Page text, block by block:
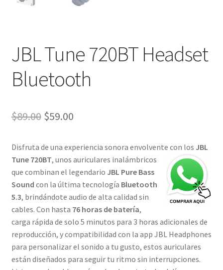
JBL Tune 720BT Headset
Bluetooth
$89.00 El
original
era:
$89.00.
$59.00El
actual
es:
$59.00.
Disfruta de una experiencia sonora envolvente con los JBL
Tune 720BT, unos auriculares inalámbricos
que combinan el legendario JBL Pure Bass
Sound con la última tecnología Bluetooth
5.3, brindándote audio de alta calidad sin
cables. Con hasta 76 horas de batería,
carga rápida de solo 5 minutos para 3 horas adicionales de
reproducción, y compatibilidad con la app JBL Headphones
para personalizar el sonido a tu gusto, estos auriculares
están diseñados para seguir tu ritmo sin interrupciones.